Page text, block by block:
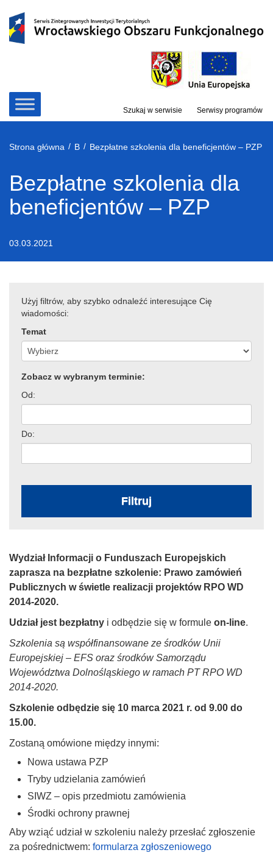
treści
Szukaj w serwisie Serwisy programów
Strona główna / B / Bezpłatne szkolenia dla beneficjentów – PZP
Bezpłatne szkolenia dla
beneficjentów – PZP
03.03.2021
Użyj filtrów, aby szybko odnaleźć interesujące Cię
wiadomości:
Temat
Zobacz w wybranym terminie:
Od:
Do:
Filtruj
Wydział Informacji o Funduszach Europejskich
zaprasza na bezpłatne szkolenie: Prawo zamówień
Publicznych w świetle realizacji projektów RPO WD
2014-2020.
Udział jest bezpłatny i odbędzie się w formule on-line.
Szkolenia są współfinansowane ze środków Unii
Europejskiej – EFS oraz środków Samorządu
Województwa Dolnośląskiego w ramach PT RPO WD
2014-2020.
Szkolenie odbędzie się 10 marca 2021 r. od 9.00 do
15.00.
Zostaną omówione między innymi:
Nowa ustawa PZP
Tryby udzielania zamówień
SIWZ – opis przedmiotu zamówienia
Środki ochrony prawnej
Aby wziąć udział w szkoleniu należy przesłać zgłoszenie
za pośrednictwem: formularza zgłoszeniowego